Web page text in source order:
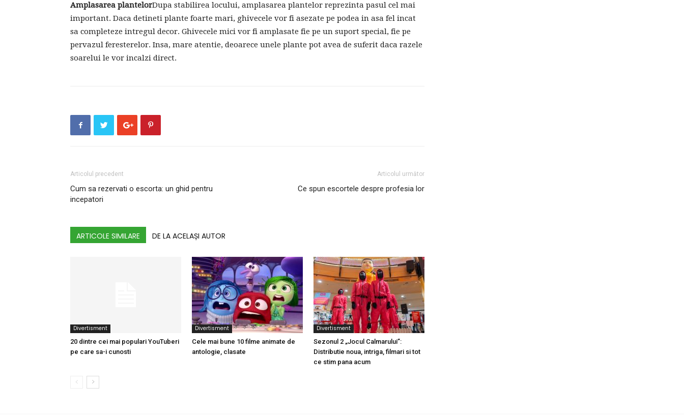
Amplasarea plantelorDupa stabilirea locului, amplasarea plantelor reprezinta pasul cel mai
important. Daca detineti plante foarte mari, ghivecele vor fi asezate pe podea in asa fel incat
sa completeze intregul decor. Ghivecele mici vor fi amplasate fie pe un suport special, fie pe
pervazul feresterelor. Insa, mare atentie, deoarece unele plante pot avea de suferit daca razele
soarelui le vor incalzi direct.
Articolul precedent
Cum sa rezervati o escorta: un ghid pentru
incepatori
Articolul următor
Ce spun escortele despre profesia lor
ARTICOLE SIMILARE DE LA ACELAȘI AUTOR
Divertisment
20 dintre cei mai populari YouTuberi
pe care sa-i cunosti
Divertisment
Cele mai bune 10 filme animate de
antologie, clasate
Divertisment
Sezonul 2 „Jocul Calmarului”:
Distributie noua, intriga, filmari si tot
ce stim pana acum